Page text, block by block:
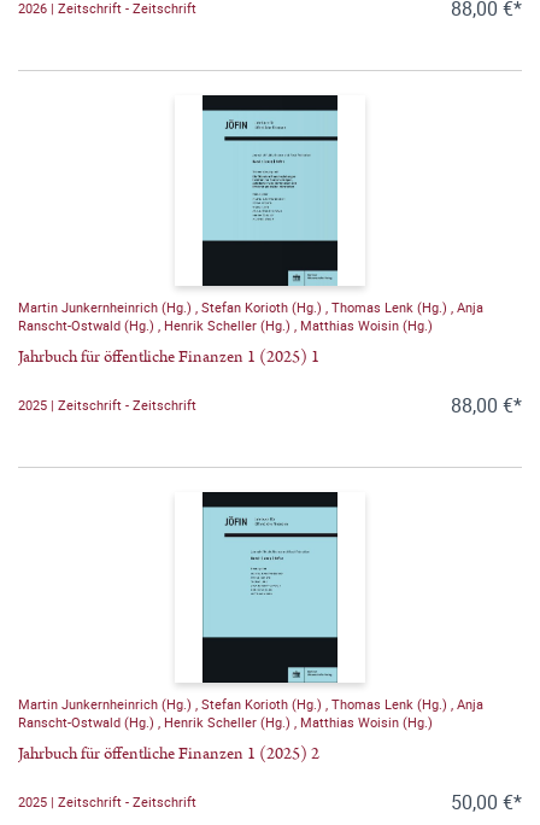
2026 | Zeitschrift - Zeitschrift 88,00 €*
Martin Junkernheinrich (Hg.) Stefan Korioth (Hg.) Thomas Lenk (Hg.) Anja
Ranscht-Ostwald (Hg.)
Henrik Scheller (Hg.) Matthias Woisin (Hg.)
Jahrbuch für öffentliche Finanzen 1 (2025) 1
2025 | Zeitschrift - Zeitschrift 88,00 €*
Martin Junkernheinrich (Hg.) Stefan Korioth (Hg.) Thomas Lenk (Hg.) Anja
Ranscht-Ostwald (Hg.)
Henrik Scheller (Hg.) Matthias Woisin (Hg.)
Jahrbuch für öffentliche Finanzen 1 (2025) 2
2025 | Zeitschrift - Zeitschrift 50,00 €*